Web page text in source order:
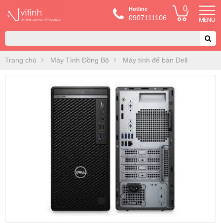
Hotline
0907111106
0
Trang chủ Máy Tính Đồng Bộ Máy tính để bàn Dell